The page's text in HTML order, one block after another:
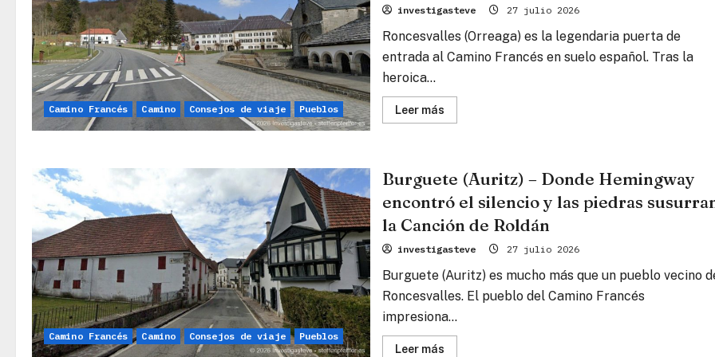
entre
mundos
Camino Francés Camino Consejos de viaje Pueblos
investigasteve 27 julio 2026
Roncesvalles (Orreaga) es la legendaria puerta de
entrada al Camino Francés en suelo español. Tras la
heroica...
Leer másLee
más
ancla
sagrada
en
la
puerta
de
Pirineos
Camino Francés Camino Consejos de viaje Pueblos
Burguete (Auritz) – Donde Hemingway
encontró el silencio y las piedras
la Canción de Roldán
investigasteve 27 julio 2026
Burguete (Auritz) es mucho más que un pueblo vecino
Roncesvalles. El pueblo del Camino Francés
impresiona...
Leer másLee